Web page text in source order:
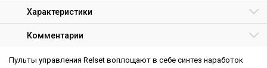
Характеристики
Комментарии
Пульты управления Relset воплощают в себе синтез наработок